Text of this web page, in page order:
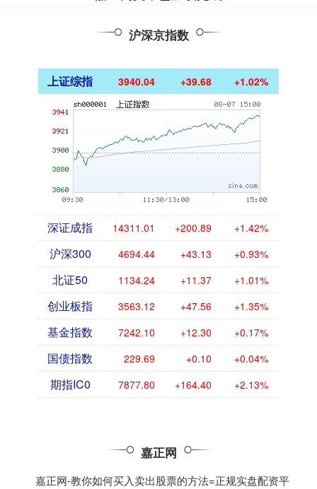
沪深京指数
上证综指 3940.04 +39.68 +1.02%
深证成指 14311.01 +200.89 +1.42%
沪深300 4694.44 +43.13 +0.93%
北证50 1134.24 +11.37 +1.01%
创业板指 3563.12 +47.56 +1.35%
基金指数 7242.10 +12.30 +0.17%
国债指数 229.69 +0.10 +0.04%
期指IC0 7877.80 +164.40 +2.13%
嘉正网
嘉正网-教你如何买入卖出股票的方法=正规实盘配资平